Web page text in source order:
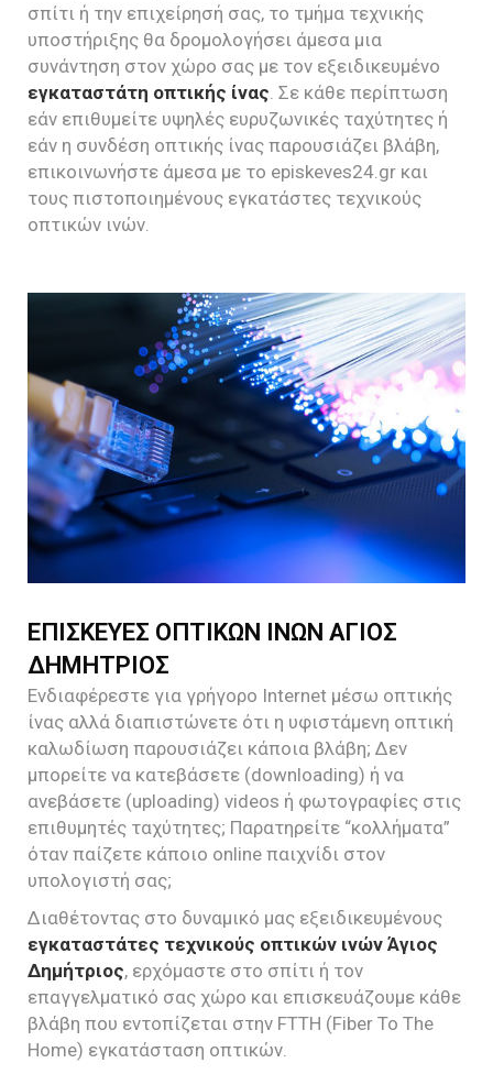
σπίτι ή την επιχείρησή σας, το τμήμα τεχνικής
υποστήριξης θα δρομολογήσει άμεσα μια
συνάντηση στον χώρο σας με τον εξειδικευμένο
εγκαταστάτη οπτικής ίνας . Σε κάθε περίπτωση
εάν επιθυμείτε υψηλές ευρυζωνικές ταχύτητες ή
εάν η συνδέση οπτικής ίνας παρουσιάζει βλάβη,
επικοινωνήστε άμεσα με το episkeves24.gr και
τους πιστοποιημένους εγκατάστες τεχνικούς
οπτικών ινών.
ΕΠΙΣΚΕΥΕΣ ΟΠΤΙΚΩΝ ΙΝΩΝ ΑΓΙΟΣ
ΔΗΜΗΤΡΙΟΣ
Ενδιαφέρεστε για γρήγορο Internet μέσω οπτικής
ίνας αλλά διαπιστώνετε ότι η υφιστάμενη οπτική
καλωδίωση παρουσιάζει κάποια βλάβη; Δεν
μπορείτε να κατεβάσετε (downloading) ή να
ανεβάσετε (uploading) videos ή φωτογραφίες στις
επιθυμητές ταχύτητες; Παρατηρείτε “κολλήματα”
όταν παίζετε κάποιο online παιχνίδι στον
υπολογιστή σας;
Διαθέτοντας στο δυναμικό μας εξειδικευμένους
εγκαταστάτες τεχνικούς οπτικών ινών Άγιος
Δημήτριος, ερχόμαστε στο σπίτι ή τον
επαγγελματικό σας χώρο και επισκευάζουμε κάθε
βλάβη που εντοπίζεται στην FTTH (Fiber To The
Home) εγκατάσταση οπτικών.